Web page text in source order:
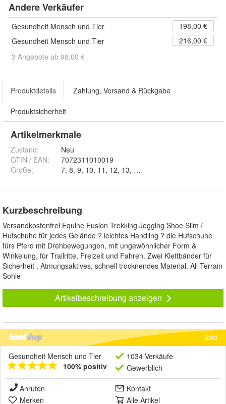
Andere Verkäufer
Gesundheit Mensch und Tier
198,00 €
Gesundheit Mensch und Tier
216,00 €
3 Angebote ab 98,00 €
Produktdetails Zahlung, Versand & Rückgabe
Produktsicherheit
Artikelmerkmale
Zustand:
Neu
GTIN / EAN:
7072311010019
Größe:
Kurzbeschreibung
Versandkostenfrei Equine Fusion Trekking Jogging Shoe Slim /
Hufschuhe für jedes Gelände ? leichtes Handling ? die Hufschuhe
fürs Pferd mit Drehbewegungen, mit ungewöhnlicher Form &
Winkelung, für Trailritte, Freizeit und Fahren. Zwei Klettbänder für
Sicherheit , Atmungsaktives, schnell trocknendes Material. All Terrain
Sohle
Artikelbeschreibung anzeigen
Gold
Gesundheit Mensch und Tier
100% positiv
1034 Verkäufe
Gewerblich
Anrufen
Kontakt
Merken
Alle Artikel